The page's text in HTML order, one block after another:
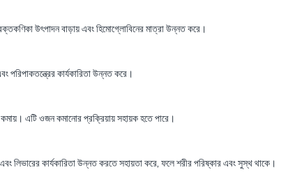
উৎপাদন বাড়ায় এবং হিমোগ্লোবিনের মাত্রা উন্নত করে।
পরিপাকতন্ত্রের কার্যকারিতা উন্নত করে।
কমায়। এটি ওজন কমানোর প্রক্রিয়ায় সহায়ক হতে পারে।
লিভারের কার্যকারিতা উন্নত করতে সহায়তা করে, ফলে শরীর পরিষ্কার এবং সুস্থ থাকে।